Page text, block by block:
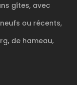
gîtes, avec
ou récents,
de hameau,